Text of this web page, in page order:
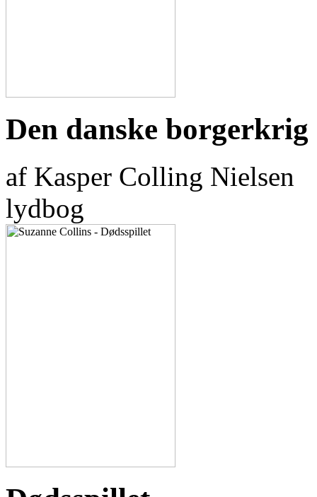
Den danske borgerkrig
af Kasper Colling Nielsen
lydbog